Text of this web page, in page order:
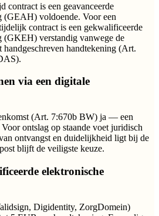
contract is een geavanceerde
(GEAH) voldoende. Voor een
contract is een gekwalificeerde
(GKEH) verstandig vanwege de
handtekening (Art.
via een digitale
(Art. 7:670b BW) ja — een
ontslag op staande voet juridisch
ontvangst en duidelijkheid ligt bij de
blijft de veiligste keuze.
elektronische
Digidentity, ZorgDomein)